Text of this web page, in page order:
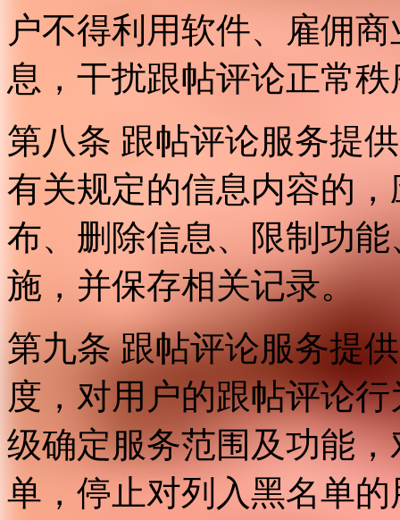
户不得利用软件、雇佣
息，干扰跟帖评论正常
第八条 跟帖评论服务提
有关规定的信息内容的
布、删除信息、限制功
施，并保存相关记录。
第九条 跟帖评论服务提
度，对用户的跟帖评论
级确定服务范围及功能
单，停止对列入黑名单